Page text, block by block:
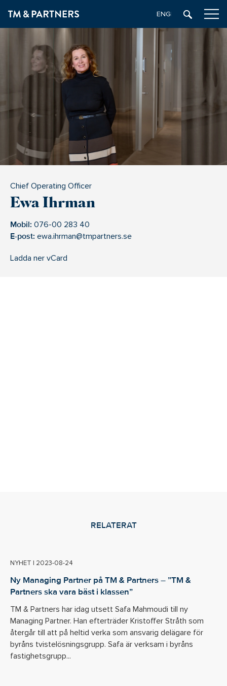
ENGELSKA
Chief Operating Officer
Ewa Ihrman
Mobil: 076-00 283 40
E-post: ewa.ihrman@tmpartners.se
Ladda ner vCard
RELATERAT
NYHET | 2023-08-24
Ny Managing Partner på TM & Partners – ”TM &
Partners ska vara bäst i klassen”
TM & Partners har idag utsett Safa Mahmoudi till ny
Managing Partner. Han efterträder Kristoffer Stråth som
återgår till att på heltid verka som ansvarig delägare för
byråns tvistelösningsgrupp. Safa är verksam i byråns
fastighetsgrupp...